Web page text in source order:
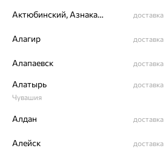
Запросить
Актюбинский, Азнакаевский район доставка
Алагир доставка
Алапаевск доставка
Алатырь
Чувашия
доставка
Алдан доставка
Алейск доставка